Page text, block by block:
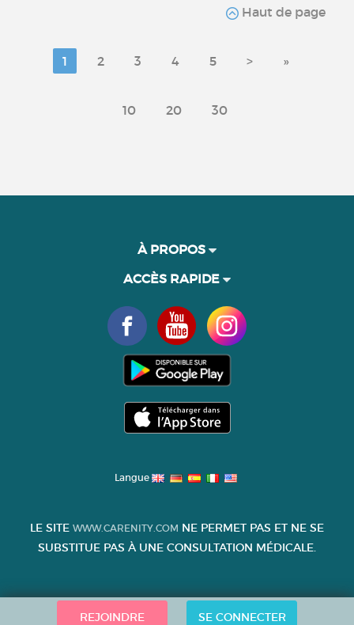
Haut de page
1 2 3 4 5 > »
10 20 30
REJOINDRE SE CONNECTER
À PROPOS
ACCÈS RAPIDE
Langue
LE SITE WWW.CARENITY.COM NE PERMET PAS ET NE SE
SUBSTITUE PAS À UNE CONSULTATION MÉDICALE.